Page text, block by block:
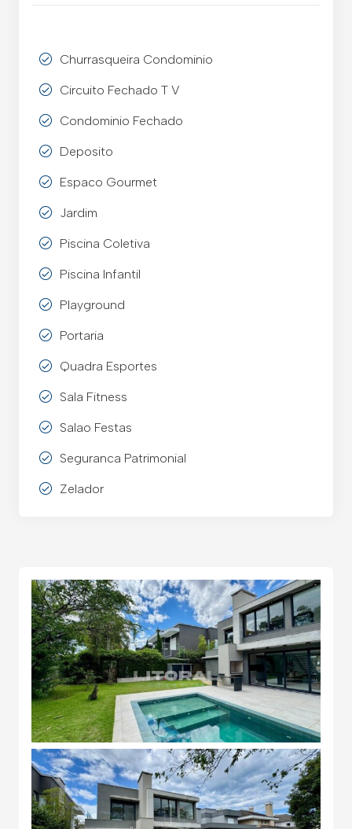
Churrasqueira Condominio
Circuito Fechado T V
Condominio Fechado
Deposito
Espaco Gourmet
Jardim
Piscina Coletiva
Piscina Infantil
Playground
Portaria
Quadra Esportes
Sala Fitness
Salao Festas
Seguranca Patrimonial
Zelador